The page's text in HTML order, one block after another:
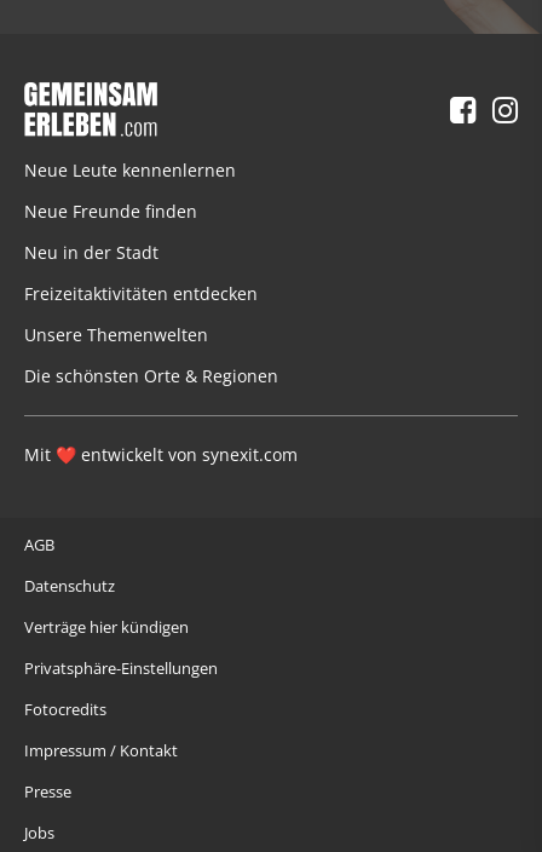
Neue Leute kennenlernen
Neue Freunde finden
Neu in der Stadt
Freizeitaktivitäten entdecken
Unsere Themenwelten
Die schönsten Orte & Regionen
Mit ❤ entwickelt von synexit.com
AGB
Datenschutz
Verträge hier kündigen
Privatsphäre-Einstellungen
Fotocredits
Impressum / Kontakt
Presse
Jobs